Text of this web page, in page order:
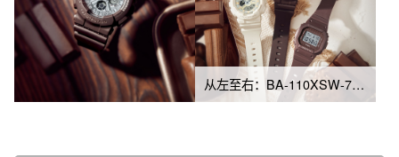
从左至右：BA-110XSW-7APRQ、BA-130SW-5APRQ、BGD-565USW-5PRQ